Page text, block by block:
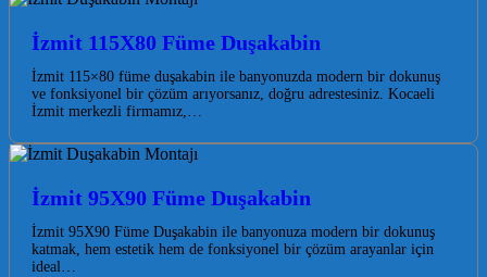
İzmit 115X80 Füme Duşakabin
İzmit 115×80 füme duşakabin ile banyonuzda modern bir dokunuş
ve fonksiyonel bir çözüm arıyorsanız, doğru adrestesiniz. Kocaeli
İzmit merkezli firmamız,…
İzmit 95X90 Füme Duşakabin
İzmit 95X90 Füme Duşakabin ile banyonuza modern bir dokunuş
katmak, hem estetik hem de fonksiyonel bir çözüm arayanlar için
ideal…